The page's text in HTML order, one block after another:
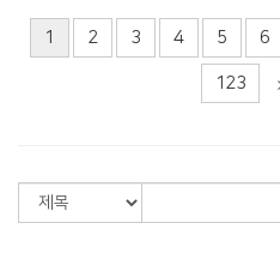
1 2 3 4 5 6
123